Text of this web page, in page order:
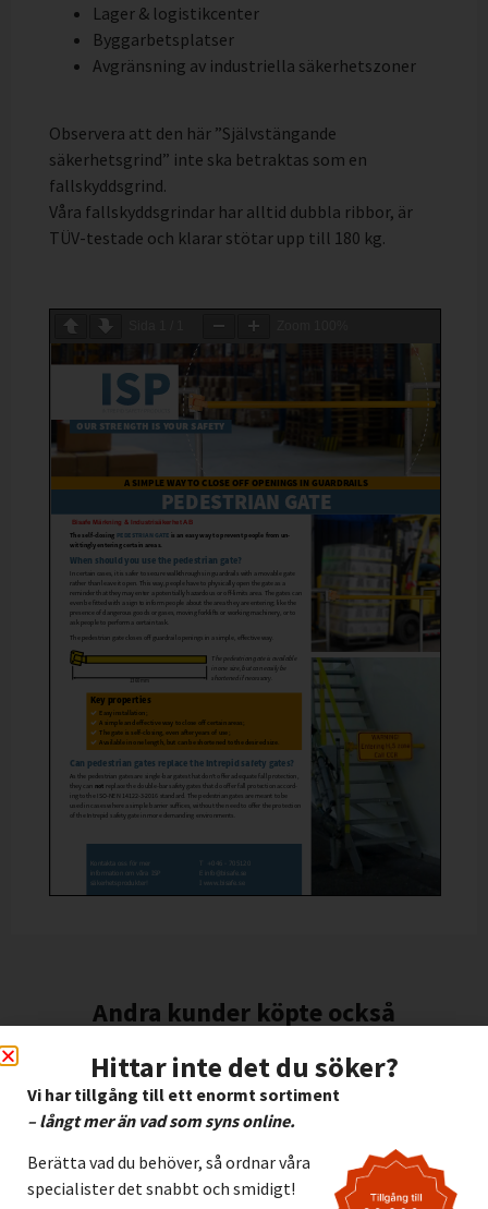
Lager & logistikcenter
Byggarbetsplatser
Avgränsning av industriella säkerhetszoner
Observera att den här ”Självstängande
säkerhetsgrind” inte ska betraktas som en
fallskyddsgrind.
Våra fallskyddsgrindar har alltid dubbla ribbor, är
TÜV-testade och klarar stötar upp till 180 kg.
Andra kunder köpte också
Hittar inte det du söker?
Vi har tillgång till ett enormt sortiment
– långt mer än vad som syns online.
Berätta vad du behöver, så ordnar våra
specialister det snabbt och smidigt!